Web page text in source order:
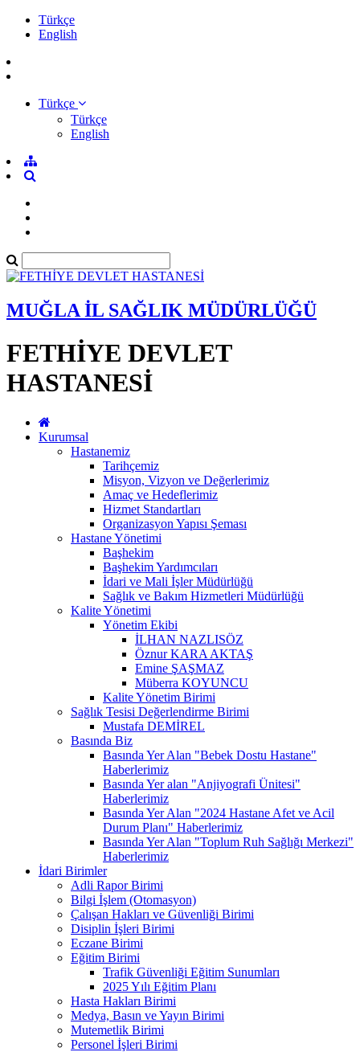
Türkçe
English
Türkçe
Türkçe
English
MUĞLA İL SAĞLIK MÜDÜRLÜĞÜ
FETHİYE DEVLET
HASTANESİ
Kurumsal
Hastanemiz
Tarihçemiz
Misyon, Vizyon ve Değerlerimiz
Amaç ve Hedeflerimiz
Hizmet Standartları
Organizasyon Yapısı Şeması
Hastane Yönetimi
Başhekim
Başhekim Yardımcıları
İdari ve Mali İşler Müdürlüğü
Sağlık ve Bakım Hizmetleri Müdürlüğü
Kalite Yönetimi
Yönetim Ekibi
İLHAN NAZLISÖZ
Öznur KARA AKTAŞ
Emine ŞAŞMAZ
Müberra KOYUNCU
Kalite Yönetim Birimi
Sağlık Tesisi Değerlendirme Birimi
Mustafa DEMİREL
Basında Biz
Basında Yer Alan "Bebek Dostu Hastane"
Haberlerimiz
Basında Yer alan "Anjiyografi Ünitesi"
Haberlerimiz
Basında Yer Alan "2024 Hastane Afet ve Acil
Durum Planı" Haberlerimiz
Basında Yer Alan "Toplum Ruh Sağlığı Merkezi"
Haberlerimiz
İdari Birimler
Adli Rapor Birimi
Bilgi İşlem (Otomasyon)
Çalışan Hakları ve Güvenliği Birimi
Disiplin İşleri Birimi
Eczane Birimi
Eğitim Birimi
Trafik Güvenliği Eğitim Sunumları
2025 Yılı Eğitim Planı
Hasta Hakları Birimi
Medya, Basın ve Yayın Birimi
Mutemetlik Birimi
Personel İşleri Birimi